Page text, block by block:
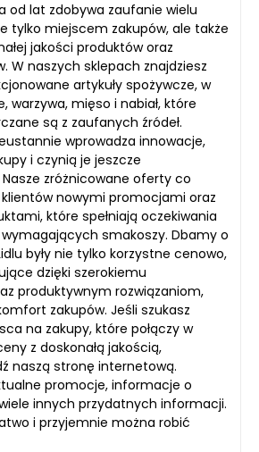
od lat zdobywa zaufanie wielu
tylko miejscem zakupów, ale także
jakości produktów oraz
W naszych sklepach znajdziesz
artykuły spożywcze, w
warzywa, mięso i nabiał, które
są z zaufanych źródeł.
wprowadza innowacje,
i czynią je jeszcze
zróżnicowane oferty co
nowymi promocjami oraz
które spełniają oczekiwania
smakoszy. Dbamy o
były nie tylko korzystne cenowo,
dzięki szerokiemu
produktywnym rozwiązaniom,
zakupów. Jeśli szukasz
na zakupy, które połączy w
z doskonałą jakością,
naszą stronę internetową.
promocje, informacje o
innych przydatnych informacji.
i przyjemnie można robić